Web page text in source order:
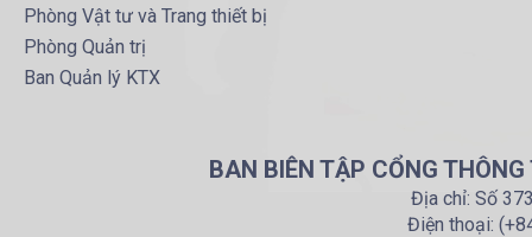
Phòng Vật tư và Trang thiết bị
Phòng Quản trị
Ban Quản lý KTX
BAN BIÊN TẬP CỔNG
Địa chỉ: Số
Điện thoại: